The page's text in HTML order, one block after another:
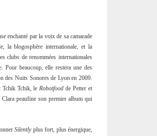
enchanté par la voix de sa camarade
la blogosphère internationale, et la
clubs de renommées internationales
beaucoup, elle restera une des
des Nuits Sonores de Lyon en 2009.
Tchik Tchik, leRobotfood de Petter et
peaufine son premier album qui
Silentlyplus fort, plus énergique,